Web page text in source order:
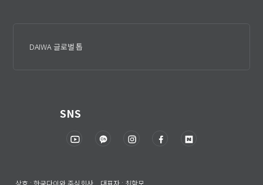
DAIWA 글로벌 톱
SNS